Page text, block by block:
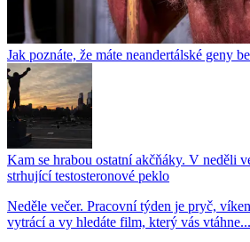
Jak poznáte, že máte neandertálské geny
Kam se hrabou ostatní akčňáky. V neděli
strhující testosteronové peklo
Neděle večer. Pracovní týden je pryč,
vytrácí a vy hledáte film, který vás